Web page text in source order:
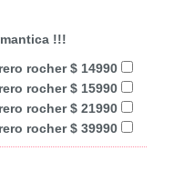
!!!
rocher $ 14990
rocher $ 15990
rocher $ 21990
rocher $ 39990